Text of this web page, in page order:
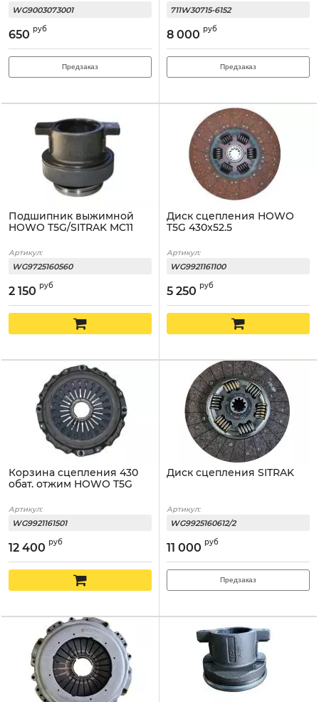
WG9003073001
650 руб
Предзаказ
711W30715-6152
8 000 руб
Предзаказ
Подшипник выжимной
HOWO T5G/SITRAK MC11
Артикул:
WG9725160560
2 150 руб
Диск сцепления HOWO
T5G 430x52.5
Артикул:
WG9921161100
5 250 руб
Корзина сцепления 430
обат. отжим HOWO T5G
Артикул:
WG9921161501
12 400 руб
Диск сцепления SITRAK
Артикул:
WG9925160612/2
11 000 руб
Предзаказ